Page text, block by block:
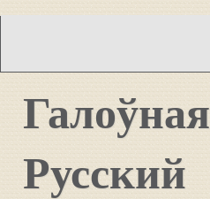
Галоўная
Русский